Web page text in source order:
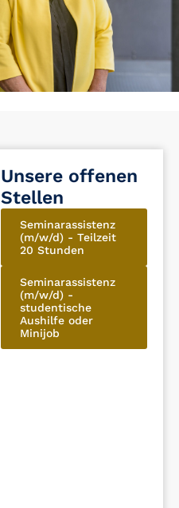
Unsere offenen
Stellen
Seminarassistenz
(m/w/d) - Teilzeit
20 Stunden
Seminarassistenz
(m/w/d) -
studentische
Aushilfe oder
Minijob